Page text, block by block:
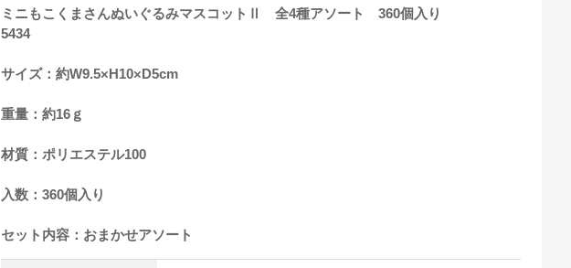
ミニもこくまさんぬいぐるみマスコットⅡ 全4種アソート 360個入り
5434
サイズ：約W9.5×H10×D5cm
重量：約16ｇ
材質：ポリエステル100
入数：360個入り
セット内容：おまかせアソート